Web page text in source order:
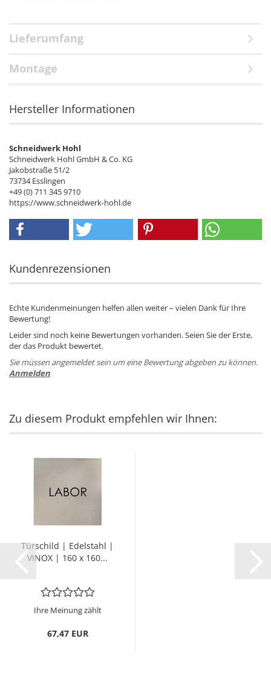
Lieferumfang
Montage
Hersteller Informationen
Schneidwerk Hohl
Schneidwerk Hohl GmbH & Co. KG
Jakobstraße 51/2
73734 Esslingen
+49 (0) 711 345 9710
https://www.schneidwerk-hohl.de
Kundenrezensionen
Echte Kundenmeinungen helfen allen weiter – vielen Dank für Ihre
Bewertung!
Leider sind noch keine Bewertungen vorhanden. Seien Sie der Erste,
der das Produkt bewertet.
Sie müssen angemeldet sein um eine Bewertung abgeben zu können.
Anmelden
Zu diesem Produkt empfehlen wir Ihnen:
Tür­schild | Edel­stahl |
VINOX | 160 x 160...
Ihre Meinung zählt
67,47 EUR